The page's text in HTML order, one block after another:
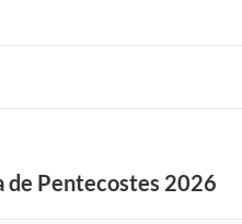
de Pentecostes 2026